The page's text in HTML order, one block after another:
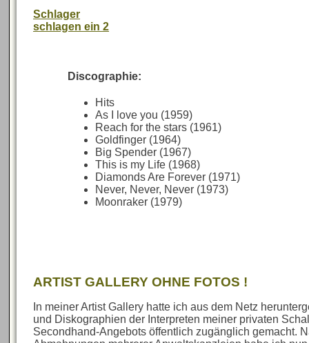
Schlager
schlagen ein 2
Discographie:
Hits
As I love you (1959)
Reach for the stars (1961)
Goldfinger (1964)
Big Spender (1967)
This is my Life (1968)
Diamonds Are Forever (1971)
Never, Never, Never (1973)
Moonraker (1979)
ARTIST GALLERY OHNE FOTOS !
In meiner Artist Gallery hatte ich aus dem Netz
und Diskographien der Interpreten meiner privaten
Secondhand-Angebots öffentlich zugänglich gemacht.